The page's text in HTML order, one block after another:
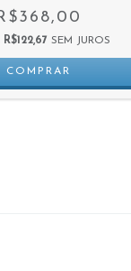
R$122,67 SEM JUROS